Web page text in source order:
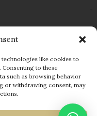
like cookies to
to these
such as browsing behavior
or withdrawing consent, may
by